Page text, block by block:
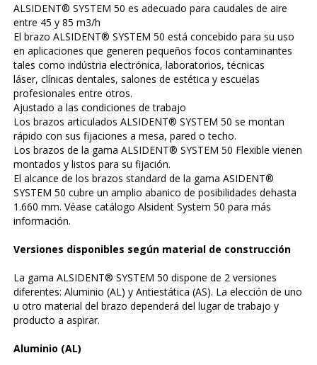
ALSIDENT® SYSTEM 50 es adecuado para caudales de aire
entre 45 y 85 m3/h
El brazo ALSIDENT® SYSTEM 50 está concebido para su uso
en aplicaciones que generen pequeños focos contaminantes
tales como indústria electrónica, laboratorios, técnicas
láser, clínicas dentales, salones de estética y escuelas
profesionales entre otros.
Ajustado a las condiciones de trabajo
Los brazos articulados ALSIDENT® SYSTEM 50 se montan
rápido con sus fijaciones a mesa, pared o techo.
Los brazos de la gama ALSIDENT® SYSTEM 50 Flexible vienen
montados y listos para su fijación.
El alcance de los brazos standard de la gama ASIDENT®
SYSTEM 50 cubre un amplio abanico de posibilidades dehasta
1.660 mm. Véase catálogo Alsident System 50 para más
información.
Versiones disponibles según material de construcción
La gama ALSIDENT® SYSTEM 50 dispone de 2 versiones
diferentes: Aluminio (AL) y Antiestática (AS). La elección de uno
u otro material del brazo dependerá del lugar de trabajo y
producto a aspirar.
Aluminio (AL)